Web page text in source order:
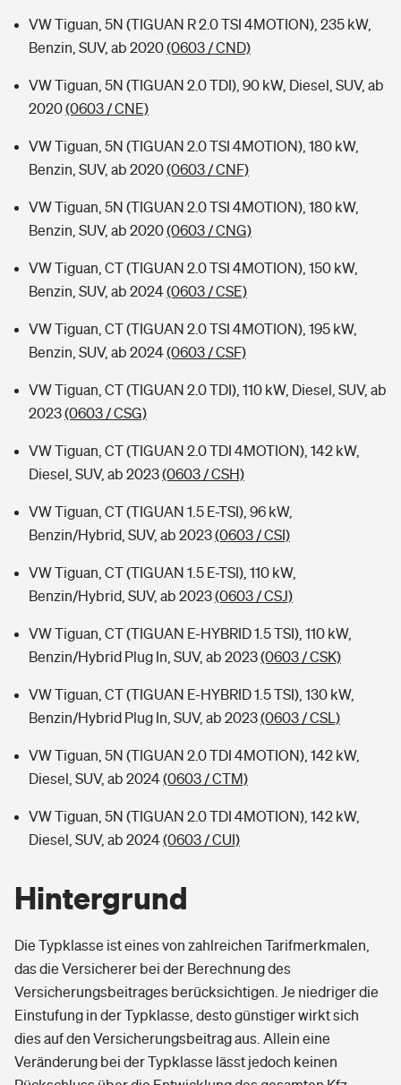
VW Tiguan, 5N (TIGUAN R 2.0 TSI 4MOTION), 235 kW,
Benzin, SUV, ab 2020(0603 / CND)
VW Tiguan, 5N (TIGUAN 2.0 TDI), 90 kW, Diesel, SUV, ab
2020(0603 / CNE)
VW Tiguan, 5N (TIGUAN 2.0 TSI 4MOTION), 180 kW,
Benzin, SUV, ab 2020(0603 / CNF)
VW Tiguan, 5N (TIGUAN 2.0 TSI 4MOTION), 180 kW,
Benzin, SUV, ab 2020(0603 / CNG)
VW Tiguan, CT (TIGUAN 2.0 TSI 4MOTION), 150 kW,
Benzin, SUV, ab 2024(0603 / CSE)
VW Tiguan, CT (TIGUAN 2.0 TSI 4MOTION), 195 kW,
Benzin, SUV, ab 2024(0603 / CSF)
VW Tiguan, CT (TIGUAN 2.0 TDI), 110 kW, Diesel, SUV, ab
2023(0603 / CSG)
VW Tiguan, CT (TIGUAN 2.0 TDI 4MOTION), 142 kW,
Diesel, SUV, ab 2023(0603 / CSH)
VW Tiguan, CT (TIGUAN 1.5 E-TSI), 96 kW,
Benzin/Hybrid, SUV, ab 2023(0603 / CSI)
VW Tiguan, CT (TIGUAN 1.5 E-TSI), 110 kW,
Benzin/Hybrid, SUV, ab 2023(0603 / CSJ)
VW Tiguan, CT (TIGUAN E-HYBRID 1.5 TSI), 110 kW,
Benzin/Hybrid Plug In, SUV, ab 2023(0603 / CSK)
VW Tiguan, CT (TIGUAN E-HYBRID 1.5 TSI), 130 kW,
Benzin/Hybrid Plug In, SUV, ab 2023(0603 / CSL)
VW Tiguan, 5N (TIGUAN 2.0 TDI 4MOTION), 142 kW,
Diesel, SUV, ab 2024(0603 / CTM)
VW Tiguan, 5N (TIGUAN 2.0 TDI 4MOTION), 142 kW,
Diesel, SUV, ab 2024(0603 / CUI)
Hintergrund
Die Typklasse ist eines von zahlreichen Tarifmerkmalen,
das die Versicherer bei der Berechnung des
Versicherungsbeitrages berücksichtigen. Je niedriger die
Einstufung in der Typklasse, desto günstiger wirkt sich
dies auf den Versicherungsbeitrag aus. Allein eine
Veränderung bei der Typklasse lässt jedoch keinen